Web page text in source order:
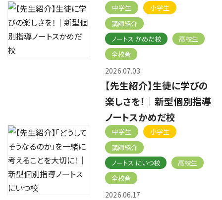
中学生
小学生
講師紹介
ノートス かめだ校
高校生
全校舎
2026.07.03
【先生紹介】生徒に学びの
楽しさを！｜新型個別指導
ノートスかめだ校
中学生
小学生
講師紹介
ノートス にいつ校
高校生
全校舎
2026.06.17